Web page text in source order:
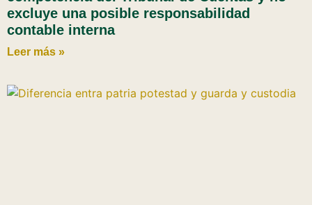
excluye una posible responsabilidad
contable interna
Leer más »